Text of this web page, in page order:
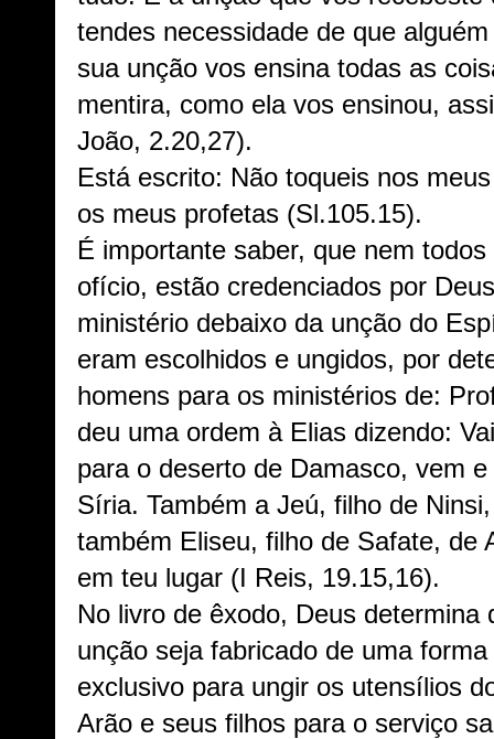
tendes necessidade de que
sua unção vos ensina todas as
mentira, como ela vos ensinou,
João, 2.20,27).
Está escrito: Não toqueis nos
os meus profetas (Sl.105.15).
É importante saber, que nem
ofício, estão credenciados por
ministério debaixo da unção do
eram escolhidos e ungidos, por
homens para os ministérios de:
deu uma ordem à Elias dizendo:
para o deserto de Damasco, vem
Síria. Também a Jeú, filho de
também Eliseu, filho de Safate, de
em teu lugar (I Reis, 19.15,16).
No livro de êxodo, Deus determina
unção seja fabricado de uma
exclusivo para ungir os utensílios
Arão e seus filhos para o serviço